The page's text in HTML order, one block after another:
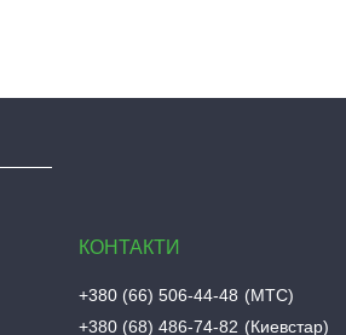
+380 (66) 506-44-48
МТС
+380 (68) 486-74-82
Киевстар